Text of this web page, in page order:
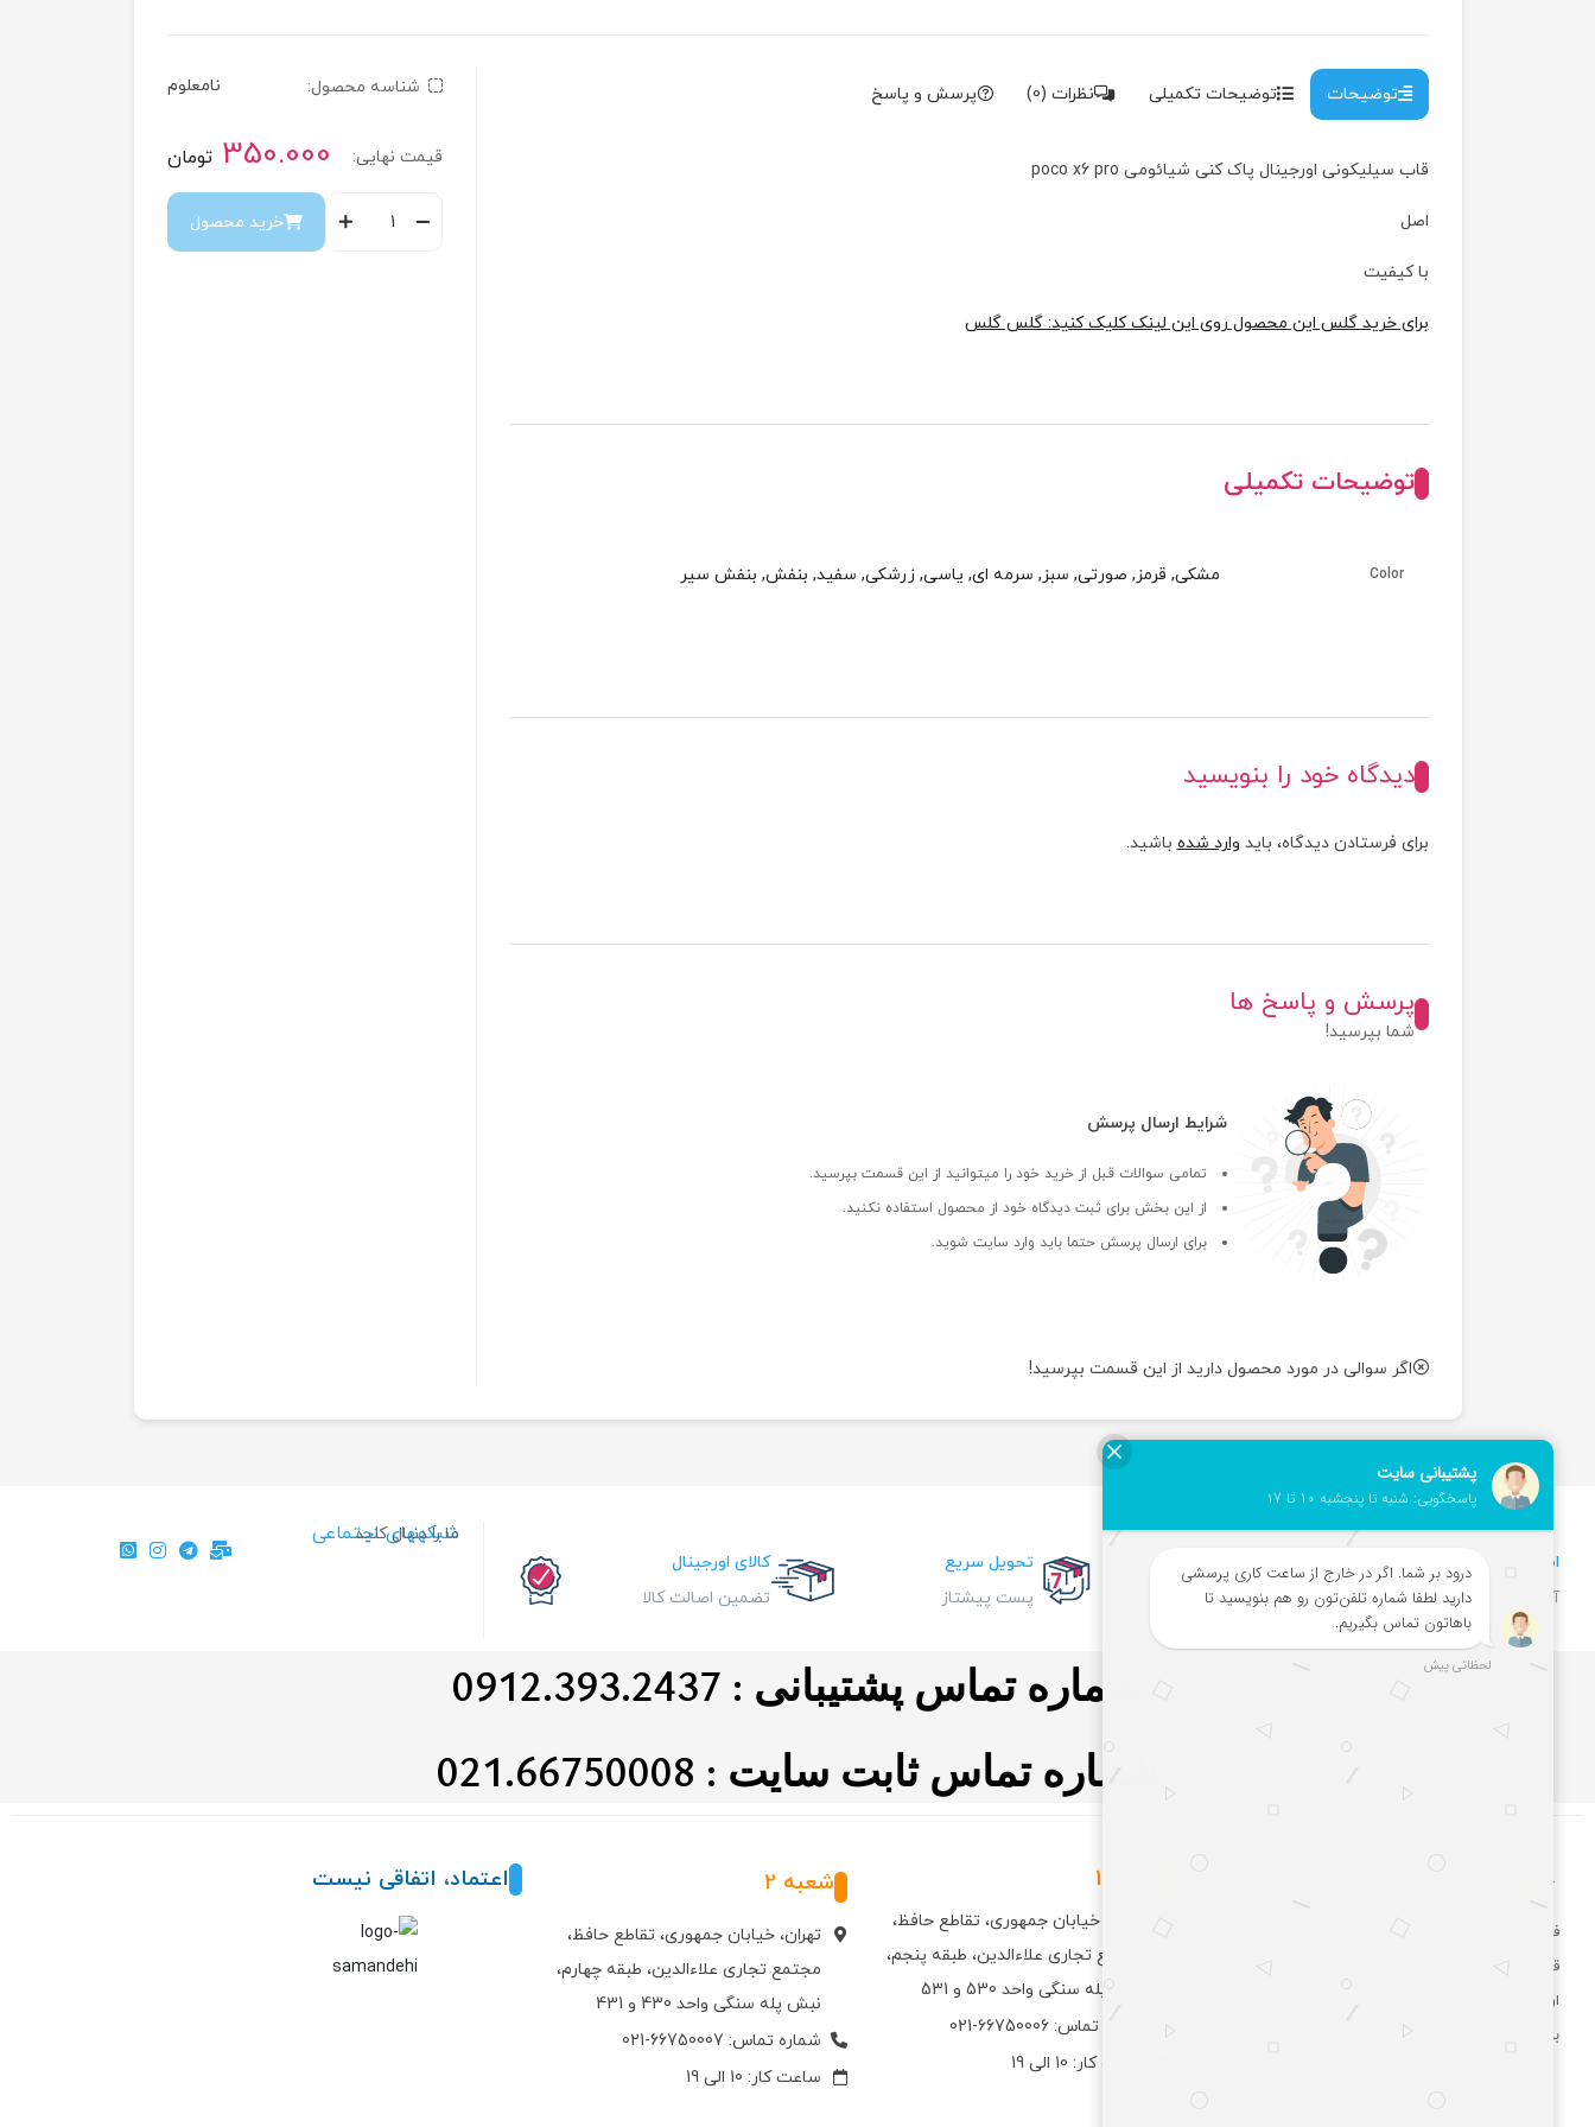
توضیحات توضیحات تکمیلی نظرات (0) پرسش و پاسخ
قاب سیلیکونی اورجینال پاک کنی شیائومی poco x6 pro
اصل
با کیفیت
برای خرید گلس این محصول روی این لینک کلیک کنید: گلس گلس
توضیحات تکمیلی
Color مشکی, قرمز, صورتی, سبز, سرمه ای, یاسی, زرشکی, سفید, بنفش, بنفش سیر
دیدگاه خود را بنویسید
برای فرستادن دیدگاه، باید وارد شدهباشید.
پرسش و پاسخ ها
شما بپرسید!
شرایط ارسال پرسش
تمامی سوالات قبل از خرید خود را میتوانید از این قسمت بپرسید.
از این بخش برای ثبت دیدگاه خود از محصول استفاده نکنید.
برای ارسال پرسش حتما باید وارد سایت شوید.
اگر سوالی در مورد محصول دارید از این قسمت بپرسید!
شناسه محصول: نامعلوم
قیمت نهایی: تومان350.000
خرید محصول
امکان خرید
آنلاین و حضوری
تضیمن سلامت
بدون شرط
تحویل سریع
پست پیشتاز
کالای اورجینال
تضمین اصالت کالا
شبکههای اجتماعی
ما را دنبال کنید…
شماره تماس پشتیبانی : 0912.393.2437
شماره تماس ثابت سایت : 021.66750008
فروشگاه سون استار وارد کننده عمده کلیه لوازم و
قطعات جانبی موبایل در ایران می باشد. کلیه قیمت های
ارایه شده توسط سون استار به صورت عمده فروشی می
باشد و کاملا رقابتی است.
شعبه 1
تهران، خیابان جمهوری، تقاطع حافظ،
مجتمع تجاری علاءالدین، طبقه پنجم،
نبش پله سنگی واحد 530 و 531
شماره تماس: 66750006-021
ساعت کار: 10 الی 19
شعبه 2
تهران، خیابان جمهوری، تقاطع حافظ،
مجتمع تجاری علاءالدین، طبقه چهارم،
نبش پله سنگی واحد 430 و 431
شماره تماس: 66750007-021
ساعت کار: 10 الی 19
اعتماد، اتفاقی نیست